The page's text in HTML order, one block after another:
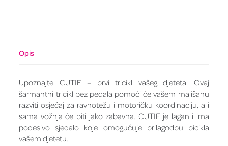
Opis
Upoznajte CUTIE – prvi tricikl vašeg djeteta. Ovaj
šarmantni tricikl bez pedala pomoći će vašem mališanu
razviti osjećaj za ravnotežu i motoričku koordinaciju, a i
sama vožnja će biti jako zabavna. CUTIE je lagan i ima
podesivo sjedalo koje omogućuje prilagodbu bicikla
vašem djetetu.